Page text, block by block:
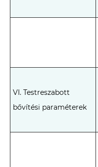
VI. Testreszabott
bővítési paraméterek